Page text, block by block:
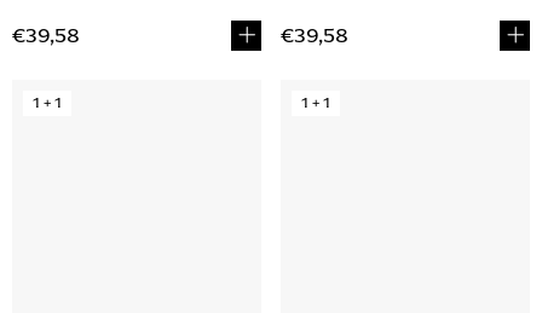
€39,58 €39,58
1 + 1 1 + 1